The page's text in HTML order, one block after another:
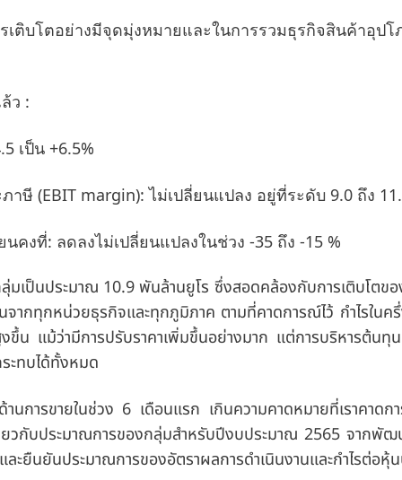
ติบโตอย่างมีจุดมุ่งหมายและในการรวมธุรกิจสินค้าอุปโ
ว :
เป็น +6.5%
าษี (EBIT margin):ไม่เปลี่ยนแปลง อยู่ที่ระดับ 9.0 ถึง
คงที่: ลดลงไม่เปลี่ยนแปลงในช่วง -35 ถึง -15 %
มเป็นประมาณ 10.9พันล้านยูโร ซึ่งสอดคล้องกับการเติบโตข
ากทุกหน่วยธุรกิจและทุกภูมิภาค ตามที่คาดการณ์ไว้ กำไรในค
น แม้ว่ามีการปรับราคาเพิ่มขึ้นอย่างมาก แต่การบริหารต้นทุ
ะทบได้ทั้งหมด
นการขายในช่วง 6 เดือนแรก เกินความคาดหมายที่เราคาดก
วกับประมาณการของกลุ่มสำหรับปีงบประมาณ 2565 จากพัฒ
ะยืนยันประมาณการของอัตราผลการดำเนินงานและกำไรต่อหุ้